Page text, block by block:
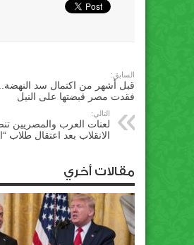
السابق:
قبل أشهر من اكتمال سد
فقدت مصر قبضتها على النيل
التالي:
لعنات العرب والمصريين
الانقلاب بعد اعتقال طلاب
مقالات أخري